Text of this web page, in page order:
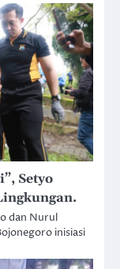
Setyo
dan Nurul
inisiasi